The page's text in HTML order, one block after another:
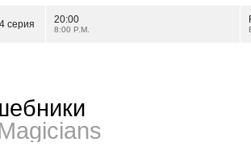
серия 20:00
8:00 P.M.